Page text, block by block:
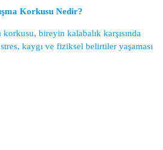
Korkusu Nedir?
bireyin kalabalık karşısında
kaygı ve fiziksel belirtiler yaşaması